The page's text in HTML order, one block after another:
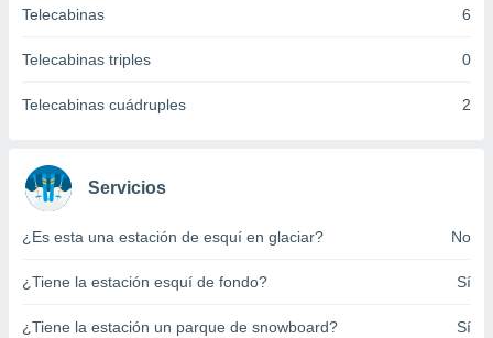
su
en
en
de
Telecabinas 6
Telecabinas triples 0
Telecabinas cuádruples 2
Servicios
¿Es esta una estación de esquí en glaciar? No
¿Tiene la estación esquí de fondo? Sí
¿Tiene la estación un parque de snowboard? Sí